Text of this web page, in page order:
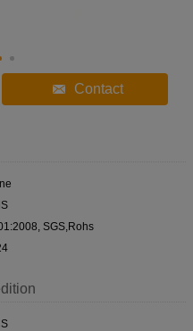
Contact
SGS,Rohs